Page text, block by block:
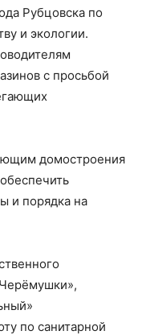
Рубцовска по
и экологии.
с просьбой
домостроения
и порядка на
по санитарной